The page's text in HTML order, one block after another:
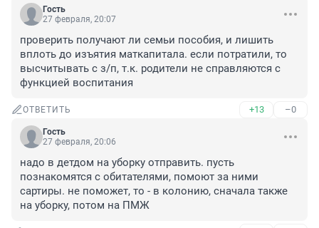
Гость
27 февраля, 20:07
проверить получают ли семьи пособия, и лишить
вплоть до изъятия маткапитала. если потратили, то
высчитывать с з/п, т.к. родители не справляются с
функцией воспитания
ОТВЕТИТЬ +13 –0
Гость
27 февраля, 20:06
надо в детдом на уборку отправить. пусть
познакомятся с обитателями, помоют за ними
сартиры. не поможет, то - в колонию, сначала также
на уборку, потом на ПМЖ